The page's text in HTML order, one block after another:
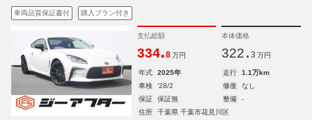
車両品質保証書付 購入プラン付き
支払総額
334.8 万円
本体価格
322. 3 万円
年式 2025年 走行
1.1万km
車検
'28/2 修復
なし
保証
保証無 整備
-
住所
千葉県 千葉市花見川区